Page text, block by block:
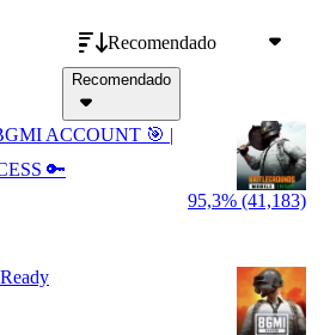
Recomendado
Recomendado
ACCOUNT 🎯 |
🔑
95,3% (41,183)